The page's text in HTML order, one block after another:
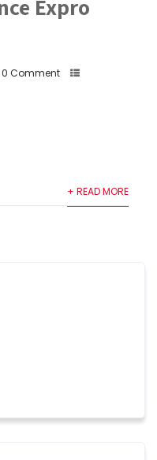
Expro
0 Comment
+ READ MORE